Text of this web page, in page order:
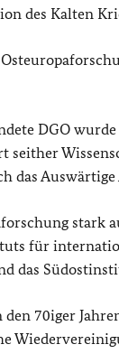
des Kalten
DGO
seither
das
stark
für
das
70iger